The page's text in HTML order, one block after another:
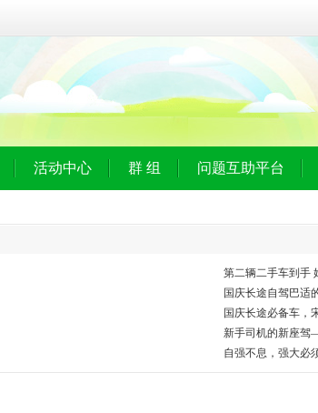
活动中心 群 组 问题互助平台
第二辆二手车到手
国庆长途自驾巴
国庆长途必备车，
新手司机的新座
自强不息，强大必